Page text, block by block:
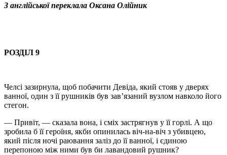
З англійської переклала Оксана Олійник
РОЗДІЛ 9
Челсі зазирнула, щоб побачити Девіда, який стояв у дверях
ванної, один з її рушників був зав’язаний вузлом навколо його
стегон.
— Привіт, — сказала вона, і сміх застрягнув у її горлі. А що
зробила б її героїня, якби опинилась віч-на-віч з убивцею,
який після ночі раювання заліз до її ванної, і єдиною
перепоною між ними був би лавандовий рушник?